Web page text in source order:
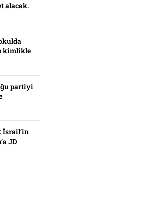
alacak.
kimlikle
partiyi
İsrail’in
JD